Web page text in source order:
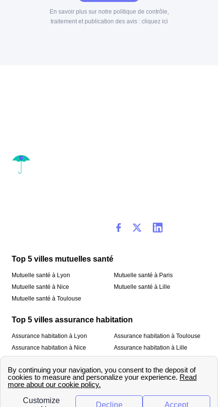
En savoir plus sur notre politique de contrôle,
traitement et publication des avis : cliquez ici
Top 5 villes mutuelles santé
Mutuelle santé à Lyon
Mutuelle santé à Nice
Mutuelle santé à Toulouse
Mutuelle santé à Paris
Mutuelle santé à Lille
Top 5 villes assurance habitation
Assurance habitation à Lyon
Assurance habitation à Nice
Assurance habitation à Toulouse
Assurance habitation à Lille
À propos
Qui sommes-nous ? Mentions légales